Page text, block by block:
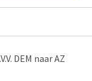
DEM naar AZ